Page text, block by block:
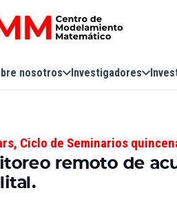
nosotros Investigadores
, Ciclo de Seminarios
remoto de